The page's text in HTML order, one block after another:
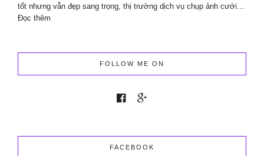
Events
tốt nhưng vẫn đẹp sang trọng, thị trường dịch vụ chụp ảnh cưới…
Đọc thêm
Cưới
Giá
Sang
FOLLOW ME ON
FACEBOOK